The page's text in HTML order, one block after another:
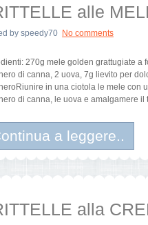
alle
by speedy70 No comments
270g mele golden grattugiate a
di canna, 2 uova, 7g lievito per
in una ciotola le mele con
di canna, le uova e amalgamere il
a leggere..
alla